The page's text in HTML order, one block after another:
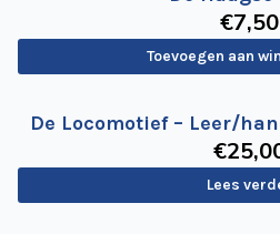
€7,50
Toevoegen aan
De Locomotief – Leer/
€25
Lees